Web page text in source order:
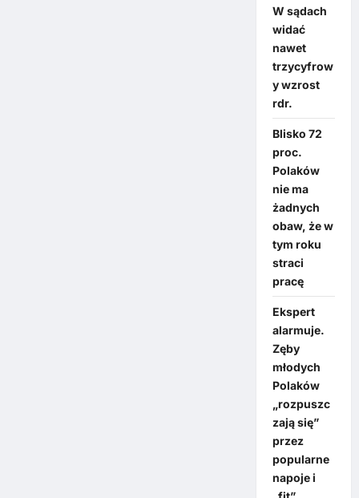
W sądach
widać
nawet
trzycyfrow
y wzrost
rdr.
Blisko 72
proc.
Polaków
nie ma
żadnych
obaw, że w
tym roku
straci
pracę
Ekspert
alarmuje.
Zęby
młodych
Polaków
„rozpuszc
zają się”
przez
popularne
napoje i